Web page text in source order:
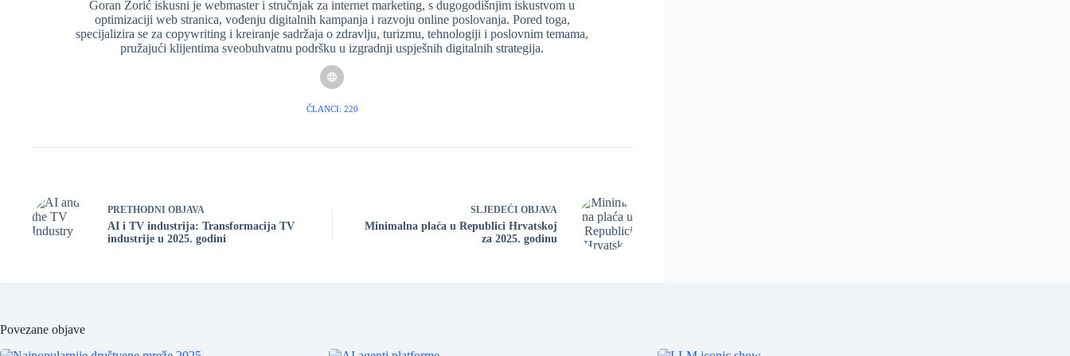
Goran Zorić iskusni je webmaster i stručnjak za internet marketing, s dugogodišnjim iskustvom u
optimizaciji web stranica, vođenju digitalnih kampanja i razvoju online poslovanja. Pored toga,
specijalizira se za copywriting i kreiranje sadržaja o zdravlju, turizmu, tehnologiji i poslovnim temama,
pružajući klijentima sveobuhvatnu podršku u izgradnji uspješnih digitalnih strategija.
ČLANCI: 220
PRETHODNI OBJAVA
AI i TV industrija: Transformacija TV
industrije u 2025. godini
SLJEDEĆI OBJAVA
Minimalna plaća u Republici Hrvatskoj
za 2025. godinu
Povezane objave